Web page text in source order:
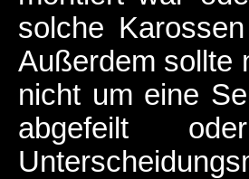
solche Karossen
Außerdem sollte
nicht um eine
abgefeilt